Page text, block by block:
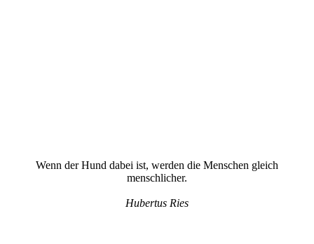
Wenn der Hund dabei ist, werden die Menschen gleich
menschlicher.
Hubertus Ries